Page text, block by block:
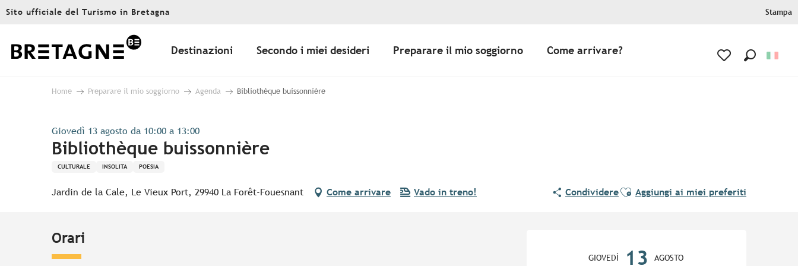
Aller
principal
Sito ufficiale del Turismo in Bretagna Stampa
Destinazioni Secondo i miei desideri Preparare il mio soggiorno Come arrivare?
Home Preparare il mio soggiorno Agenda Bibliothèque buissonnière
Giovedì 13 agosto da 10:00 a 13:00
Bibliothèque buissonnière
CULTURALE INSOLITA POESIA
Jardin de la Cale, Le Vieux Port, 29940 La Forêt-Fouesnant Come arrivare Vado in treno! CondividereAjouter aux favoris
Aggiungi ai miei preferiti
GIOVEDÌ 13 AGOSTO
Orari